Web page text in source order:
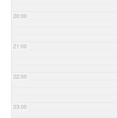
20:00
21:00
22:00
23:00